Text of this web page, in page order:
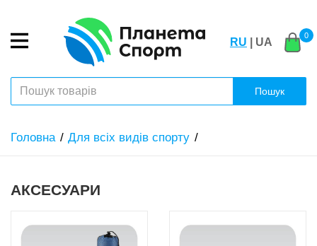
RU | UA
0
Пошук
Головна Для всіх видів спорту
АКСЕСУАРИ